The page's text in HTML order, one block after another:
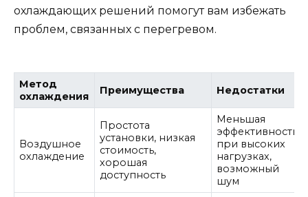
охлаждающих решений помогут вам избежать
проблем, связанных с перегревом.
Метод
охлаждения
Преимущества Недостатки
Воздушное
охлаждение
Простота
установки, низкая
стоимость,
хорошая
доступность
Меньшая
эффективность
при высоких
нагрузках,
возможный
шум